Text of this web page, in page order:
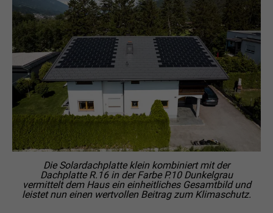
Die Solardachplatte klein kombiniert mit der
Dachplatte R.16 in der Farbe P.10 Dunkelgrau
vermittelt dem Haus ein einheitliches Gesamtbild und
leistet nun einen wertvollen Beitrag zum Klimaschutz.